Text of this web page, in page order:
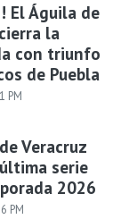
El Águila de
la
con triunfo
de Puebla
PM
Veracruz
serie
2026
PM